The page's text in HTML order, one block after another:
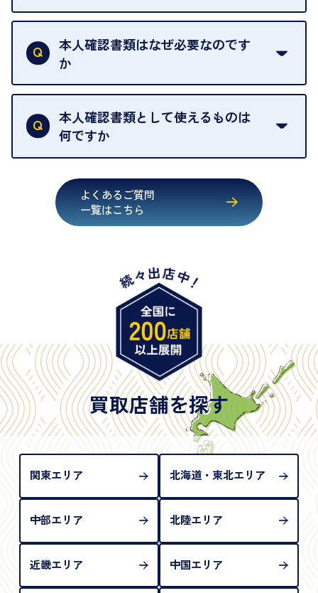
売却当日を含む8日間のうちに、お気軽にお申し出
出張買取のお品物は、8日間保管しております。
お品物の内容や点数によって異なりますが、店頭買
取の場合は1点あたり数分程度が目安です。大量の
お品物の場合は、お時間をいただくことがございま
本人確認書類はなぜ必要なのです
か
買取店は古物営業法により、お客様のご本人確認を
行うことが義務付けられています。安心してお取引
いただくためにも、ご協力をお願いいたします。
本人確認書類として使えるものは
何ですか
・健康保険証確認書
・マイナンバーカード
・在留カード
・旧パスポート
※原則として「公的機関が発行し、氏名、住所、生
年月日が記載されているもの
※日本国政府発行のもの
※2020年2月4日以降に申請された新型パスポートに
は「所持人記入欄（住所記載欄）」が存在しないた
め、単体では古物営業法上の本人確認書類として認
められない（住所確認ができないため）。補助書類
が必要となります
よくあるご質問
一覧はこちら
買取店舗を探す
関東エリア 北海道・東北エリア
中部エリア 北陸エリア
近畿エリア 中国エリア